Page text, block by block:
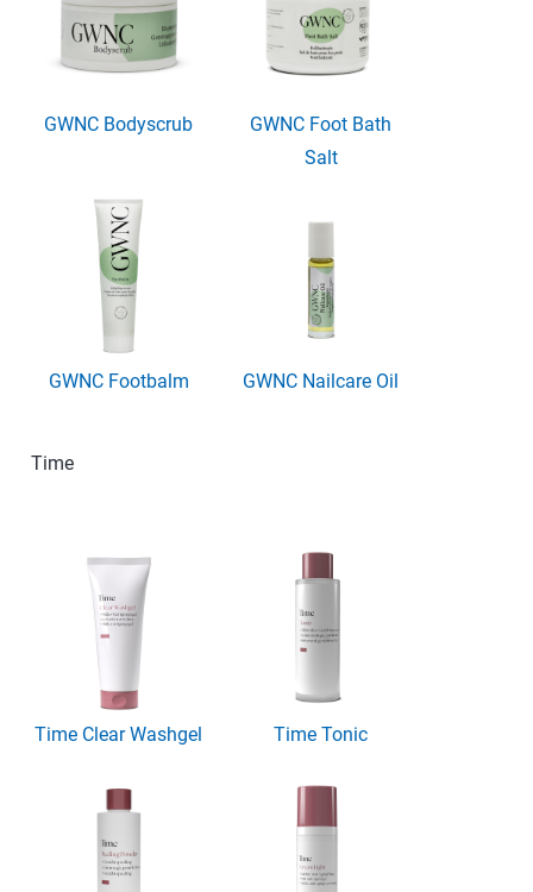
GWNC Bodyscrub
GWNC Foot Bath
Salt
GWNC Footbalm GWNC Nailcare Oil
Time
Time Clear Washgel Time Tonic